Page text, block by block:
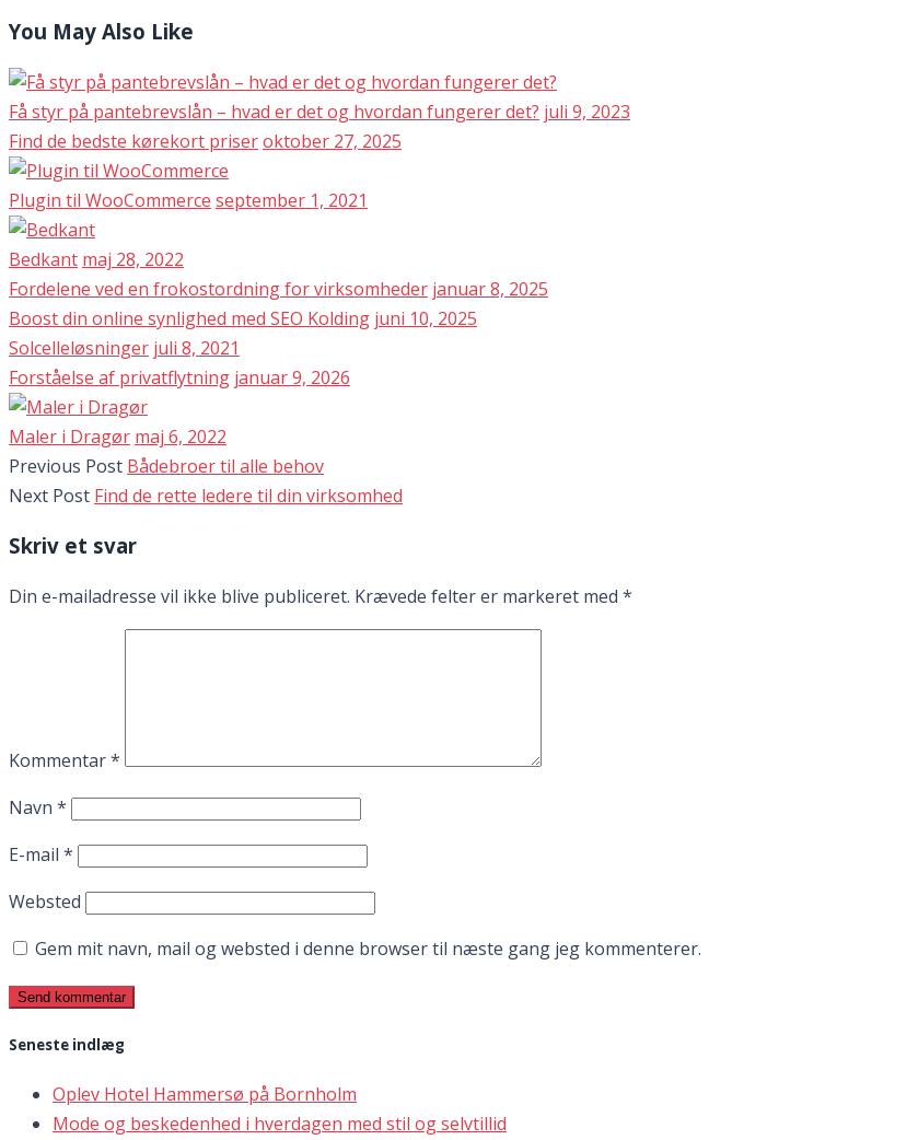
You May Also Like
Få styr på pantebrevslån – hvad er det og hvordan fungerer det? juli 9, 2023
Find de bedste kørekort priseroktober 27, 2025
Plugin til WooCommerce september 1, 2021
Bedkant maj 28, 2022
Fordelene ved en frokostordning for virksomheder januar 8, 2025
Boost din online synlighed med SEO Kolding juni 10, 2025
Solcelleløsninger juli 8, 2021
Forståelse af privatflytning januar 9, 2026
Maler i Dragør maj 6, 2022
Previous Post Bådebroer til alle behov
Next Post Find de rette ledere til din virksomhed
Skriv et svar
Din e-mailadresse vil ikke blive publiceret. Krævede felter er markeret med *
Kommentar*
Navn *
E-mail *
Websted
Gem mit navn, mail og websted i denne browser til næste gang jeg kommenterer.
Seneste indlæg
Oplev Hotel Hammersø på Bornholm
Mode og beskedenhed i hverdagen med stil og selvtillid